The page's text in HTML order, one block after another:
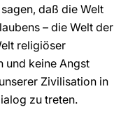
daß die Welt
– die Welt der
religiöser
und keine Angst
Zivilisation in
zu treten.